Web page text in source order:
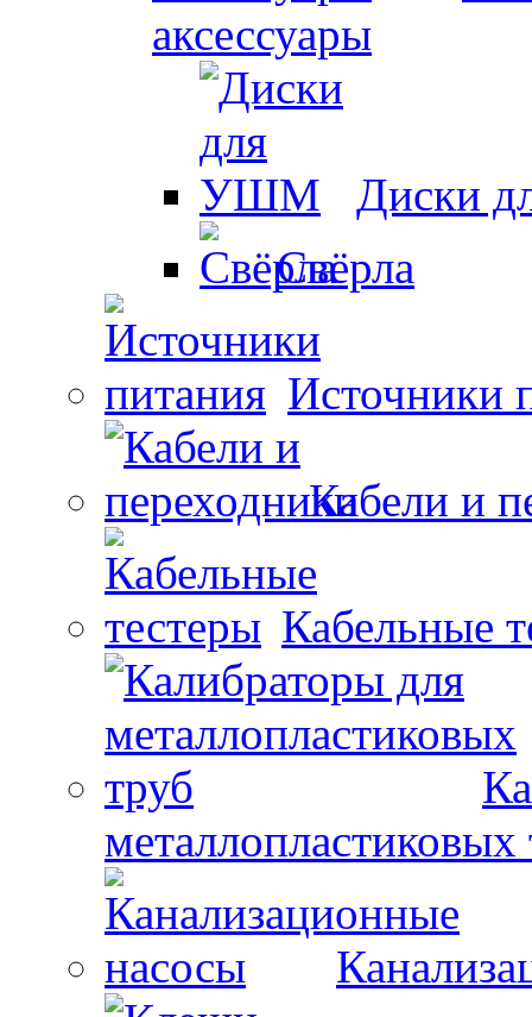
аксессуары
Диски
Свёрла
Источники
Кабели и
Кабельные
металлопластиковых